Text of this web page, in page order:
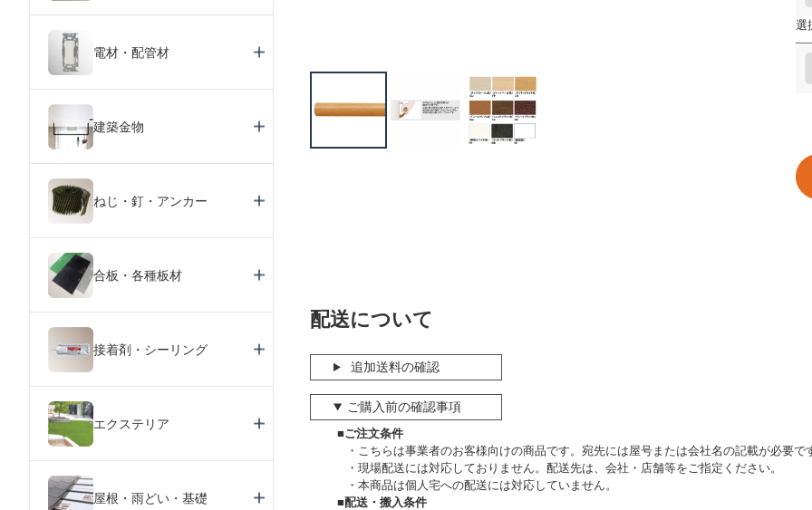
選
配送について
追加送料の確認
ご購入前の確認事項
■ご注文条件
こちらは事業者のお客様向けの商品です。宛先には屋号または会社名の記載が必要で
現場配送には対応しておりません。配送先は、会社・店舗等をご指定ください。
本商品は個人宅への配送には対応していません。
■配送・搬入条件
電材・配管材
建築金物
ねじ・釘・アンカー
合板・各種板材
接着剤・シーリング
エクステリア
屋根・雨どい・基礎